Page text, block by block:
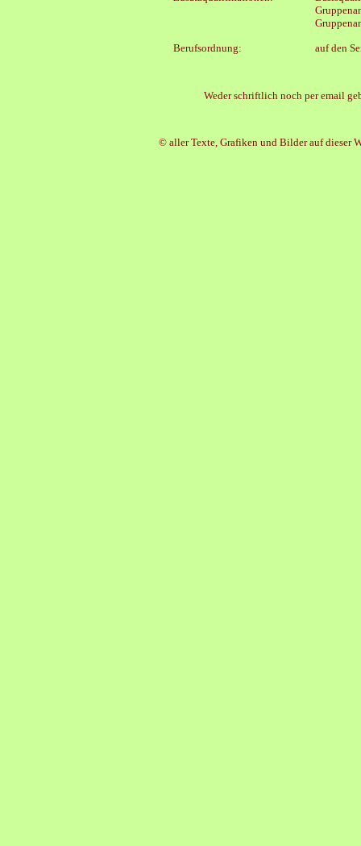
Berufsordnung: auf den
Weder schriftlich noch per email
© aller Texte, Grafiken und Bilder auf dieser